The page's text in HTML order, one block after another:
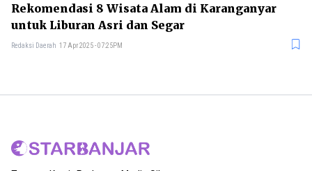
Rekomendasi 8 Wisata Alam di Karanganyar
untuk Liburan Asri dan Segar
Redaksi Daerah 17 Apr 2025 - 07:25PM